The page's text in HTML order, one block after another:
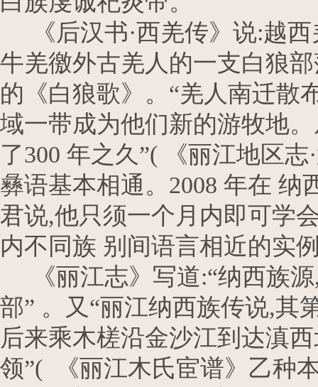
《后汉书·西羌传》说:越西
牛羌徼外古羌人的一支白狼
的《白狼歌》。“羌人南迁
域一带成为他们新的游牧地
了300 年之久”( 《丽江地区
彝语基本相通。2008 年在
君说,他只须一个月内即可学
内不同族 别间语言相近的实
《丽江志》写道:“纳西族源
部” 。又“丽江纳西族传说,其
后来乘木槎沿金沙江到达滇
领”( 《丽江木氏宦谱》乙种